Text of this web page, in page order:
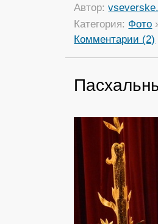
Автор:
Категория: Фото
Комментарии (2)